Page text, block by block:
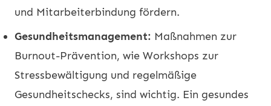
und Mitarbeiterbindung fördern.
Gesundheitsmanagement: Maßnahmen zur
Burnout-Prävention, wie Workshops zur
Stressbewältigung und regelmäßige
Gesundheitschecks, sind wichtig. Ein gesundes